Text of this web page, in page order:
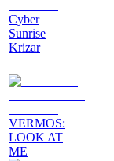
Cyber
Sunrise
Krizar
VERMOS:
LOOK AT
ME